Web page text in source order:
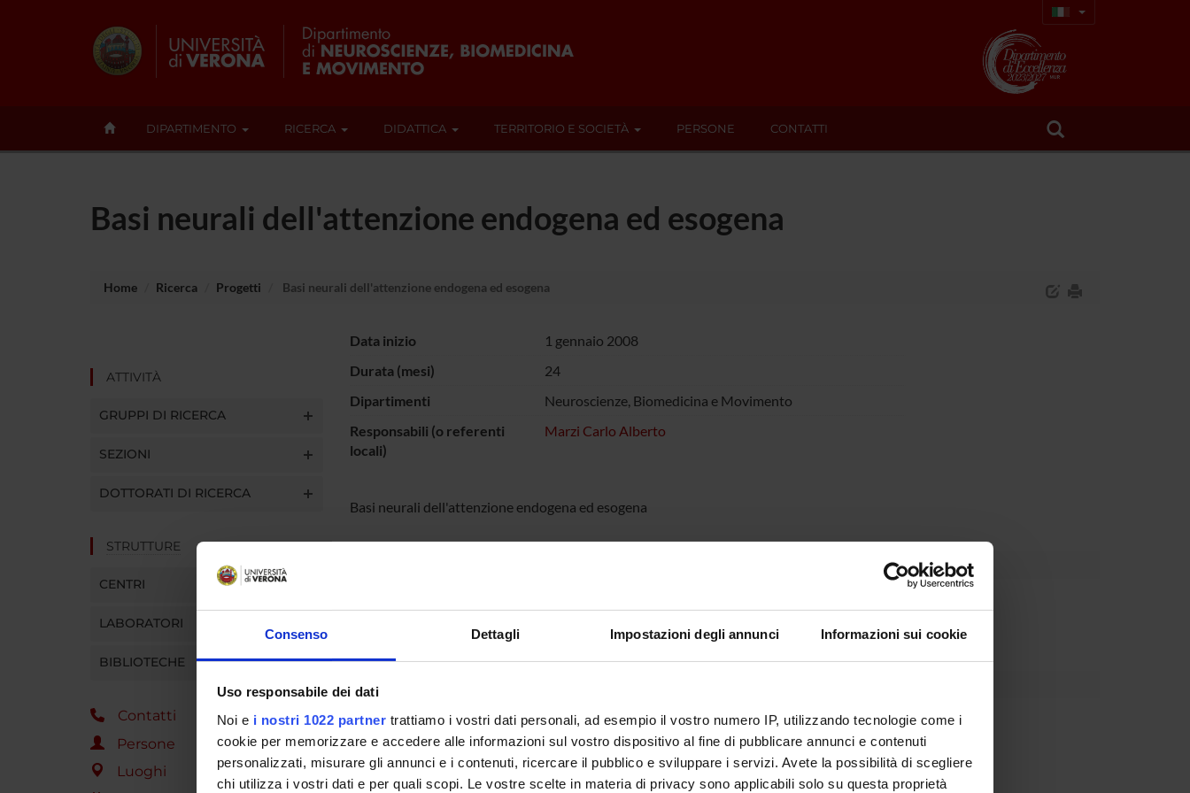
Consenso Dettagli Impostazioni degli annunci Informazioni sui cookie
Uso responsabile dei dati
Noi e i nostri 1022 partner trattiamo i vostri dati personali, ad esempio il vostro numero IP, utilizzando tecnologie come i
cookie per memorizzare e accedere alle informazioni sul vostro dispositivo al fine di pubblicare annunci e contenuti
personalizzati, misurare gli annunci e i contenuti, ricercare il pubblico e sviluppare i servizi. Avete la possibilità di scegliere
chi utilizza i vostri dati e per quali scopi. Le vostre scelte in materia di privacy sono applicabili solo su questa proprietà
DIPARTIMENTO RICERCA DIDATTICA TERRITORIO E SOCIETÀ PERSONE CONTATTI
Basi neurali dell'attenzione endogena ed esogena
Home Ricerca Progetti Basi neurali dell'attenzione endogena ed esogena
ATTIVITÀ
GRUPPI DI RICERCA
SEZIONI
DOTTORATI DI RICERCA
STRUTTURE
CENTRI
LABORATORI
BIBLIOTECHE
Contatti
Persone
Luoghi
Data inizio
1 gennaio 2008
Durata (mesi)
24
Dipartimenti
Neuroscienze, Biomedicina e Movimento
Responsabili (o referenti
locali)
Marzi Carlo Alberto
Basi neurali dell'attenzione endogena ed esogena
COLLABORATORI ESTERNI
Emiliano Macaluso
Fondazione Santa Lucia
IRCCS - Roma